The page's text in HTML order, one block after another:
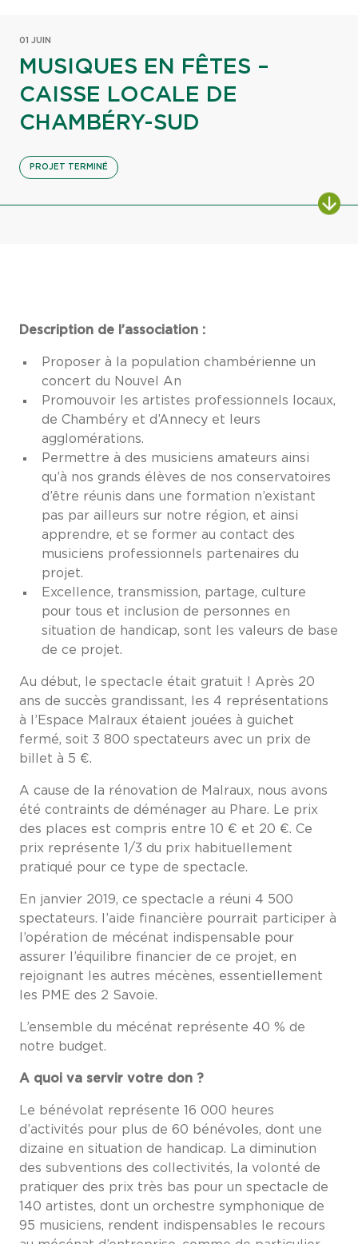
01 JUIN
MUSIQUES EN FÊTES –
CAISSE LOCALE DE
CHAMBÉRY-SUD
PROJET TERMINÉ
Description de l’association :
Proposer à la population chambérienne un
concert du Nouvel An
Promouvoir les artistes professionnels locaux,
de Chambéry et d’Annecy et leurs
agglomérations.
Permettre à des musiciens amateurs ainsi
qu’à nos grands élèves de nos conservatoires
d’être réunis dans une formation n’existant
pas par ailleurs sur notre région, et ainsi
apprendre, et se former au contact des
musiciens professionnels partenaires du
projet.
Excellence, transmission, partage, culture
pour tous et inclusion de personnes en
situation de handicap, sont les valeurs de base
de ce projet.
Au début, le spectacle était gratuit ! Après 20
ans de succès grandissant, les 4 représentations
à l’Espace Malraux étaient jouées à guichet
fermé, soit 3 800 spectateurs avec un prix de
billet à 5 €.
A cause de la rénovation de Malraux, nous avons
été contraints de déménager au Phare. Le prix
des places est compris entre 10 € et 20 €. Ce
prix représente 1/3 du prix habituellement
pratiqué pour ce type de spectacle.
En janvier 2019, ce spectacle a réuni 4 500
spectateurs. l’aide financière pourrait participer à
l’opération de mécénat indispensable pour
assurer l’équilibre financier de ce projet, en
rejoignant les autres mécènes, essentiellement
les PME des 2 Savoie.
L’ensemble du mécénat représente 40 % de
notre budget.
A quoi va servir votre don ?
Le bénévolat représente 16 000 heures
d’activités pour plus de 60 bénévoles, dont une
dizaine en situation de handicap. La diminution
des subventions des collectivités, la volonté de
pratiquer des prix très bas pour un spectacle de
140 artistes, dont un orchestre symphonique de
95 musiciens, rendent indispensables le recours